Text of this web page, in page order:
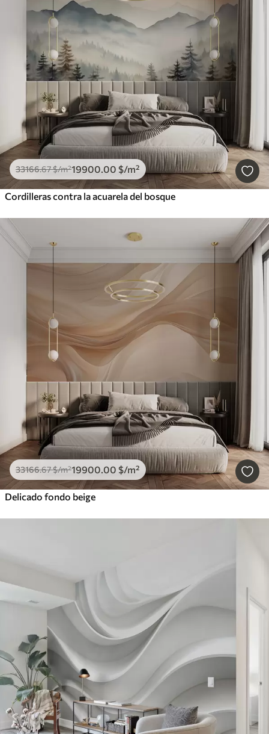
33166.67$/m²19900.00 $/m²
Cordilleras contra la acuarela del bosque
33166.67$/m²19900.00 $/m²
Delicado fondo beige